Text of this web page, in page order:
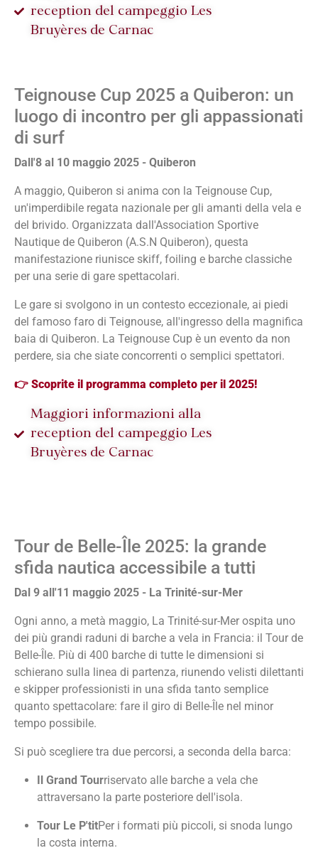
reception del campeggio Les
Bruyères de Carnac
Teignouse Cup 2025 a Quiberon: un
luogo di incontro per gli appassionati
di surf
Dall'8 al 10 maggio 2025 - Quiberon
A maggio, Quiberon si anima con la Teignouse Cup,
un'imperdibile regata nazionale per gli amanti della vela e
del brivido. Organizzata dall'Association Sportive
Nautique de Quiberon (A.S.N Quiberon), questa
manifestazione riunisce skiff, foiling e barche classiche
per una serie di gare spettacolari.
Le gare si svolgono in un contesto eccezionale, ai piedi
del famoso faro di Teignouse, all'ingresso della magnifica
baia di Quiberon. La Teignouse Cup è un evento da non
perdere, sia che siate concorrenti o semplici spettatori.
👉 Scoprite il programma completo per il 2025!
Maggiori informazioni alla
reception del campeggio Les
Bruyères de Carnac
Tour de Belle-Île 2025: la grande
sfida nautica accessibile a tutti
Dal 9 all'11 maggio 2025 - La Trinité-sur-Mer
Ogni anno, a metà maggio, La Trinité-sur-Mer ospita uno
dei più grandi raduni di barche a vela in Francia: il Tour de
Belle-Île. Più di 400 barche di tutte le dimensioni si
schierano sulla linea di partenza, riunendo velisti dilettanti
e skipper professionisti in una sfida tanto semplice
quanto spettacolare: fare il giro di Belle-Île nel minor
tempo possibile.
Si può scegliere tra due percorsi, a seconda della barca:
Il Grand Tourriservato alle barche a vela che
attraversano la parte posteriore dell'isola.
Tour Le P'titPer i formati più piccoli, si snoda lungo
la costa interna.